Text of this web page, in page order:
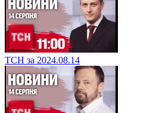
ТСН за 2024.08.14